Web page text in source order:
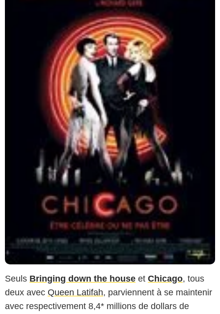
Seuls Bringing down the house et Chicago, tous
deux avec Queen Latifah, parviennent à se maintenir
avec respectivement 8,4* millions de dollars de